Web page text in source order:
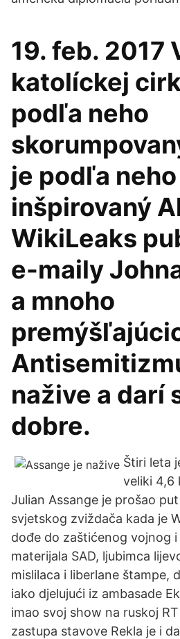
19. feb. 2017
katolíckej
podľa neho
je podľa
inšpirovaný
WikiLeaks
e-maily
a mnoho
nažive a darí
dobre.
Štiri leta
veliki 4,6
Julian Assange je prošao
svjetskog zviždača kada je
dođe do zaštićenog vojnog
materijala SAD, ljubimca
mislilaca i liberlane štampe,
iako djelujući iz ambasade
imao svoj show na ruskoj
zastupa stavove Rekla je i